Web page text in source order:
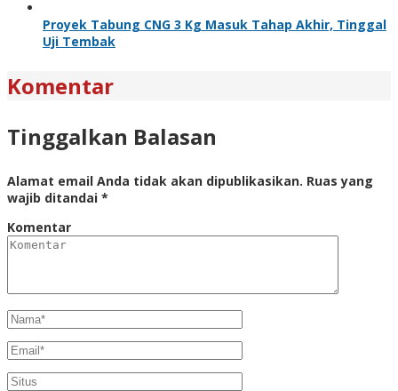
Proyek Tabung CNG 3 Kg Masuk Tahap Akhir, Tinggal
Uji Tembak
Komentar
Tinggalkan Balasan
Alamat email Anda tidak akan dipublikasikan. Ruas yang
wajib ditandai *
Komentar